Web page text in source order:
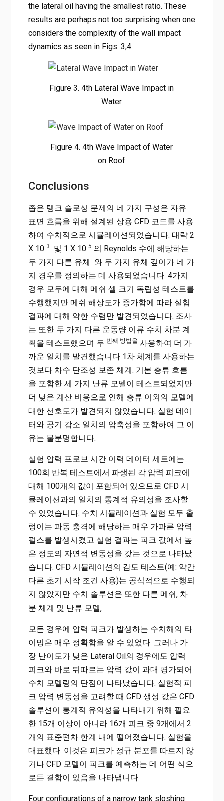
the lateral oil having the smallest ratio. These
results are perhaps not too surprising when one
considers the complexity of the wall impact
dynamics as seen in Figs. 3,4.
Figure 3. 4th Lateral Wave Impact in
Water
Figure 4. 4th Wave Impact of Water
on Roof
Conclusions
좁은 탱크 슬로싱 문제의 네 가지 구성은 자유
표면 흐름을 위해 설계된 상용 CFD 코드를 사용
하여 수치적으로 시뮬레이션되었습니다. 대략 2
X 10 3 및 1 X 10 5 의 Reynolds 수에 해당하는
두 가지 다른 유체 와 두 가지 유체 깊이가 네 가
지 경우를 정의하는 데 사용되었습니다. 4가지
경우 모두에 대해 메쉬 셀 크기 독립성 테스트를
수행했지만 메쉬 해상도가 증가함에 따라 실험
결과에 대해 약한 수렴만 발견되었습니다. 조사
는 또한 두 가지 다른 운동량 이류 수치 차분 계
획을 테스트했으며 두 번째 방법을 사용하여 더 가
까운 일치를 발견했습니다1차 체계를 사용하는
것보다 차수 단조성 보존 체계. 기본 층류 흐름
을 포함한 세 가지 난류 모델이 테스트되었지만
더 낮은 계산 비용으로 인해 층류 이외의 모델에
대한 선호도가 발견되지 않았습니다. 실험 데이
터와 공기 감소 일치의 압축성을 포함하여 그 이
유는 불분명합니다.
실험 압력 프로브 시간 이력 데이터 세트에는
100회 반복 테스트에서 파생된 각 압력 피크에
대해 100개의 값이 포함되어 있으므로 CFD 시
뮬레이션과의 일치의 통계적 유의성을 조사할
수 있었습니다. 수치 시뮬레이션과 실험 모두 출
렁이는 파동 충격에 해당하는 매우 가파른 압력
펄스를 발생시켰고 실험 결과는 피크 값에서 높
은 정도의 자연적 변동성을 갖는 것으로 나타났
습니다. CFD 시뮬레이션의 감도 테스트(예: 약간
다른 초기 시작 조건 사용)는 공식적으로 수행되
지 않았지만 수치 솔루션은 또한 다른 메쉬, 차
분 체계 및 난류 모델,
모든 경우에 압력 피크가 발생하는 수치해의 타
이밍은 매우 정확함을 알 수 있었다. 그러나 가
장 난이도가 낮은 Lateral Oil의 경우에도 압력
피크와 바로 뒤따르는 압력 값이 과대 평가되어
수치 모델링의 단점이 나타났습니다. 실험적 피
크 압력 변동성을 고려할 때 CFD 생성 값은 CFD
솔루션이 통계적 유의성을 나타내기 위해 필요
한 15개 이상이 아니라 16개 피크 중 9개에서 2
개의 표준편차 한계 내에 떨어졌습니다. 실험을
대표했다. 이것은 피크가 정규 분포를 따르지 않
거나 CFD 모델이 피크를 예측하는 데 어떤 식으
로든 결함이 있음을 나타냅니다.
Four configurations of a narrow tank sloshing